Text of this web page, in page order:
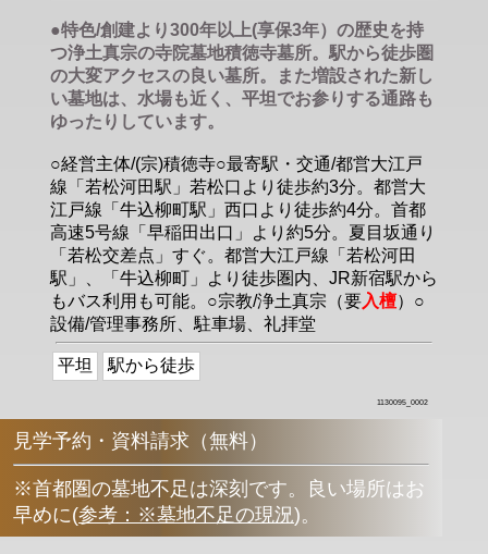
●特色/創建より300年以上(享保3年）の歴史を持
つ浄土真宗の寺院墓地積徳寺墓所。駅から徒歩圏
の大変アクセスの良い墓所。また増設された新し
い墓地は、水場も近く、平坦でお参りする通路も
ゆったりしています。
○経営主体/(宗)積徳寺○最寄駅・交通/都営大江戸
線「若松河田駅」若松口より徒歩約3分。都営大
江戸線「牛込柳町駅」西口より徒歩約4分。首都
高速5号線「早稲田出口」より約5分。夏目坂通り
「若松交差点」すぐ。都営大江戸線「若松河田
駅」、「牛込柳町」より徒歩圏内、JR新宿駅から
もバス利用も可能。○宗教/浄土真宗（要入檀）○
設備/管理事務所、駐車場、礼拝堂
平坦 駅から徒歩
1130095_0002
見学予約・資料請求（無料）
※首都圏の墓地不足は深刻です。良い場所はお
早めに(参考：※墓地不足の現況)。